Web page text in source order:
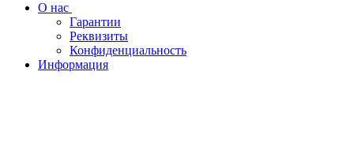
О нас
Гарантии
Реквизиты
Конфиденциальность
Информация